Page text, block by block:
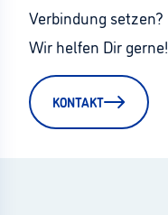
Verbindung setzen?
Wir helfen Dir gerne!
KONTAKT